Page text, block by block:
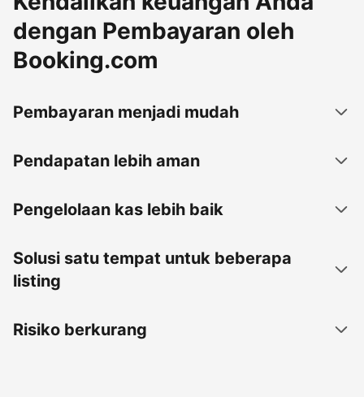
dengan Pembayaran oleh
Booking.com
Pembayaran menjadi mudah
Pendapatan lebih aman
Pengelolaan kas lebih baik
Solusi satu tempat untuk beberapa
listing
Risiko berkurang